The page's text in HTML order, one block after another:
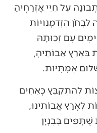
עַל חַיֵּי אֶזְרָחֶיהָ
הִזְדַּמְּנוּיוֹת
עִם זְכוּתָהּ
בְּאֶרֶץ אֲבוֹתֶיהָ,
אֲמִתִּיּוֹת.
לְהִתְקַבֵּץ כְּאַחִים
לְאֶרֶץ אֲבוֹתֵינוּ,
שֻׁתָּפִים בְּבִנְיָן